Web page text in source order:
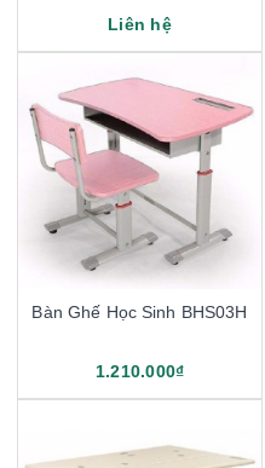
Liên hệ
Bàn Ghế Học Sinh BHS03H
1.210.000₫